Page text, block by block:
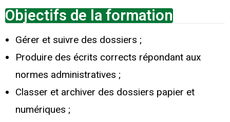
Objectifs de la formation
Gérer et suivre des dossiers ;
Produire des écrits corrects répondant aux
normes administratives ;
Classer et archiver des dossiers papier et
numériques ;